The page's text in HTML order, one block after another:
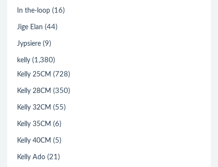
In the-loop (16)
Jige Elan (44)
Jypsiere (9)
kelly (1,380)
Kelly 25CM (728)
Kelly 28CM (350)
Kelly 32CM (55)
Kelly 35CM (6)
Kelly 40CM (5)
Kelly Ado (21)